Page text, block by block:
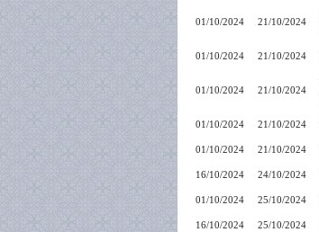
01/10/2024 21/10/2024
01/10/2024 21/10/2024
01/10/2024 21/10/2024
01/10/2024 21/10/2024
01/10/2024 21/10/2024
16/10/2024 24/10/2024
01/10/2024 25/10/2024
16/10/2024 25/10/2024